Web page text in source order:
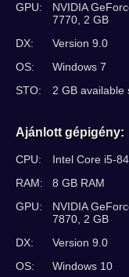
GPU:
NVIDIA
7770, 2 GB
DX:
Version 9.0
OS:
Windows 7
STO:
2 GB available
Ajánlott gépigény:
CPU:
Intel Core i5-
RAM:
8 GB RAM
GPU:
NVIDIA
7870, 2 GB
DX:
Version 9.0
OS:
Windows 10